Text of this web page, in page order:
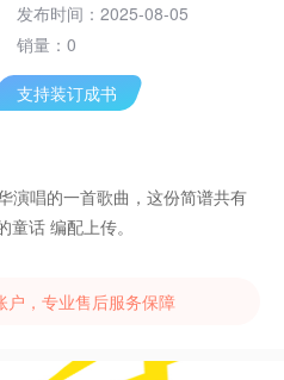
发布时间：2025-08-05
销量：0
支持装订成书
演唱的一首歌曲，这份简谱共有
话 编配上传。
户，专业售后服务保障